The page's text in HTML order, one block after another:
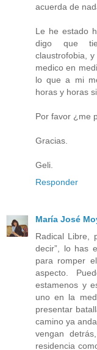
acuerda de
Le he estado
digo que
claustrofobia,
medico en
lo que a mi
horas y horas
Por favor ¿me
Gracias.
Geli.
Responder
María José
Radical Libre,
decir”, lo has
para romper
aspecto.
estamenos y
uno en la
presentar
camino ya
vengan
residencia